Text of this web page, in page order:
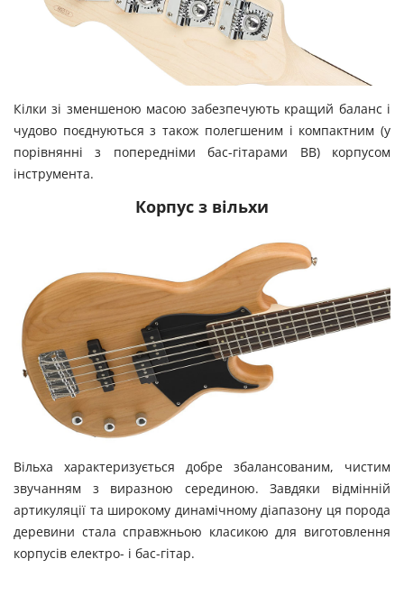
Кілки зі зменшеною масою забезпечують кращий баланс і
чудово поєднуються з також полегшеним і компактним (у
порівнянні з попередніми бас-гітарами BB) корпусом
інструмента.
Корпус з вільхи
Вільха характеризується добре збалансованим, чистим
звучанням з виразною серединою. Завдяки відмінній
артикуляції та широкому динамічному діапазону ця порода
деревини стала справжньою класикою для виготовлення
корпусів електро- і бас-гітар.